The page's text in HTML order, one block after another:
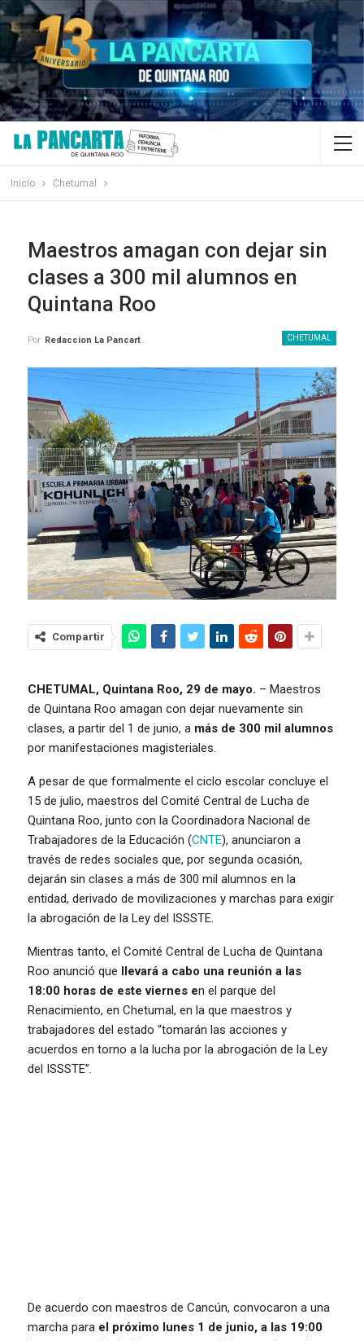
Inicio Chetumal
Maestros amagan con dejar sin
clases a 300 mil alumnos en
Quintana Roo
CHETUMAL
Por Redaccion La Pancarta De Quintana Roo
Compartir
CHETUMAL, Quintana Roo, 29 de mayo. – Maestros
de Quintana Roo amagan con dejar nuevamente sin
clases, a partir del 1 de junio, a más de 300 mil alumnos
por manifestaciones magisteriales.
A pesar de que formalmente el ciclo escolar concluye el
15 de julio, maestros del Comité Central de Lucha de
Quintana Roo, junto con la Coordinadora Nacional de
Trabajadores de la Educación (CNTE), anunciaron a
través de redes sociales que, por segunda ocasión,
dejarán sin clases a más de 300 mil alumnos en la
entidad, derivado de movilizaciones y marchas para exigir
la abrogación de la Ley del ISSSTE.
Mientras tanto, el Comité Central de Lucha de Quintana
Roo anunció que
llevará a cabo una reunión a las
18:00 horas de este viernes en el parque del
Renacimiento, en Chetumal, en la que maestros y
trabajadores del estado “tomarán las acciones y
acuerdos en torno a la lucha por la abrogación de la Ley
del ISSSTE”.
De acuerdo con maestros de Cancún, convocaron a una
marcha para el próximo lunes 1 de junio, a las 19:00